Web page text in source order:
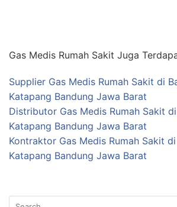
Gas Medis Rumah Sakit Juga
Supplier Gas Medis Rumah Sakit di
Katapang Bandung Jawa Barat
Distributor Gas Medis Rumah Sakit
Katapang Bandung Jawa Barat
Kontraktor Gas Medis Rumah Sakit
Katapang Bandung Jawa Barat
Search